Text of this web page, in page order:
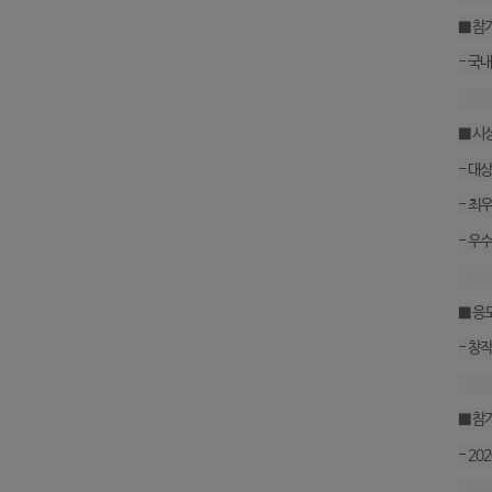
■ 참
- 국
■ 시
- 대
- 최
- 우
■ 응
- 창
■ 참
-